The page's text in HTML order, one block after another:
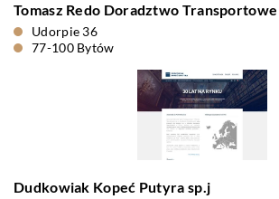
Tomasz Redo Doradztwo
Udorpie 36
77-100 Bytów
Dudkowiak Kopeć Putyra sp.j